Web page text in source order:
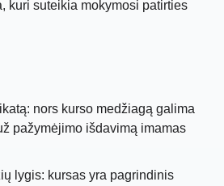
kuri suteikia mokymosi patirties
nors kurso medžiagą galima
pažymėjimo išdavimą imamas
lygis: kursas yra pagrindinis